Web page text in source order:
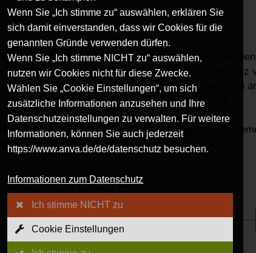
der einfachen Anwendung. Unsere
gefertigt. Dank des mit Messingeinsatz
dicht. Unsere Pistolen sind perfekt der Handform
geformte Sicherheitskupplung zum Griff.
sind speziell für den Einsatz an Montageplatz-
in denen ein sicherer Schutz vor
rot und schwarz erhältlich.
Wenn Sie „Ich stimme zu“ auswählen, erklären Sie
sich damit einverstanden, dass wir Cookies für die
genannten Gründe verwenden dürfen.
Wenn Sie „Ich stimme NICHT zu“ auswählen,
nutzen wir Cookies nicht für diese Zwecke.
Wählen Sie „Cookie Einstellungen“, um sich
zusätzliche Informationen anzusehen und Ihre
Datenschutzeinstellungen zu verwalten. Für weitere
Informationen, können Sie auch jederzeit
https://www.anva.de/de/datenschutz besuchen.
Informationen zum Datenschutz
Ich stimme NICHT zu
Cookie Einstellungen